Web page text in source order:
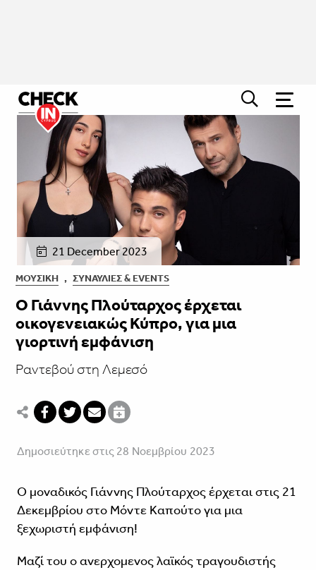
21 December 2023
ΜΟΥΣΙΚΉ , ΣΥΝΑΥΛΊΕΣ & EVENTS
Ο Γιάννης Πλούταρχος έρχεται
οικογενειακώς Κύπρο, για μια
γιορτινή εμφάνιση
Ραντεβού στη Λεμεσό
Δημοσιεύτηκε στις 28 Νοεμβρίου 2023
Ο μοναδικός Γιάννης Πλούταρχος έρχεται στις 21
Δεκεμβρίου στο Μόντε Καπούτο για μια
ξεχωριστή εμφάνιση!
Μαζί του ο ανερχομενος λαϊκός τραγουδιστής